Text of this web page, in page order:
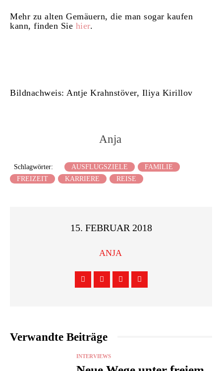
Mehr zu alten Gemäuern, die man sogar kaufen
kann, finden Sie hier.
Bildnachweis: Antje Krahnstöver, Iliya Kirillov
Anja
Schlagwörter: AUSFLUGSZIELE
FAMILIE
FREIZEIT
KARRIERE REISE
15. FEBRUAR 2018
ANJA
Verwandte Beiträge
INTERVIEWS